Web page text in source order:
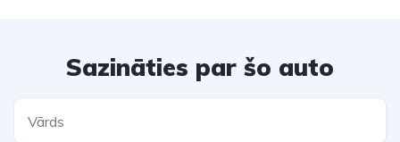
Sazināties par šo auto